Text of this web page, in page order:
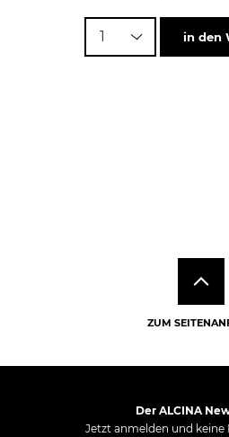
1 in den
ZUM
Der ALCINA
Jetzt anmelden und keine